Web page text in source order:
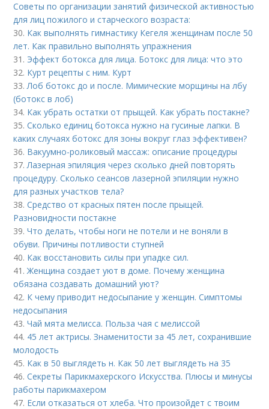
Советы по организации занятий физической активностью
для лиц пожилого и старческого возраста:
30. Как выполнять гимнастику Кегеля женщинам после 50
лет. Как правильно выполнять упражнения
31. Эффект ботокса для лица. Ботокс для лица: что это
32. Курт рецепты с ним. Курт
33.Лоб ботокс до и после. Мимические морщины на лбу
(ботокс в лоб)
34. Как убрать остатки от прыщей. Как убрать постакне?
35.Сколько единиц ботокса нужно на гусиные лапки. В
каких случаях ботокс для зоны вокруг глаз эффективен?
36. Вакуумно-роликовый массаж: описание процедуры
37.Лазерная эпиляция через сколько дней повторять
процедуру. Сколько сеансов лазерной эпиляции нужно
для разных участков тела?
38.Средство от красных пятен после прыщей.
Разновидности постакне
39.Что делать, чтобы ноги не потели и не воняли в
обуви. Причины потливости ступней
40. Как восстановить силы при упадке сил.
41.Женщина создает уют в доме. Почему женщина
обязана создавать домашний уют?
42. К чему приводит недосыпание у женщин. Симптомы
недосыпания
43.Чай мята мелисса. Польза чая с мелиссой
44. 45 лет актрисы. Знаменитости за 45 лет, сохранившие
молодость
45. Как в 50 выглядеть н. Как 50 лет выглядеть на 35
46.Секреты Парикмахерского Искусства. Плюсы и минусы
работы парикмахером
47. Если отказаться от хлеба. Что произойдет с твоим